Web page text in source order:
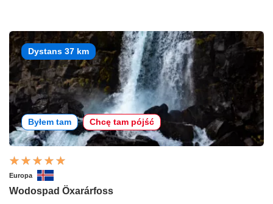
Dystans 37 km
Byłem tam Chcę tam pójść
Europa
Wodospad Öxarárfoss